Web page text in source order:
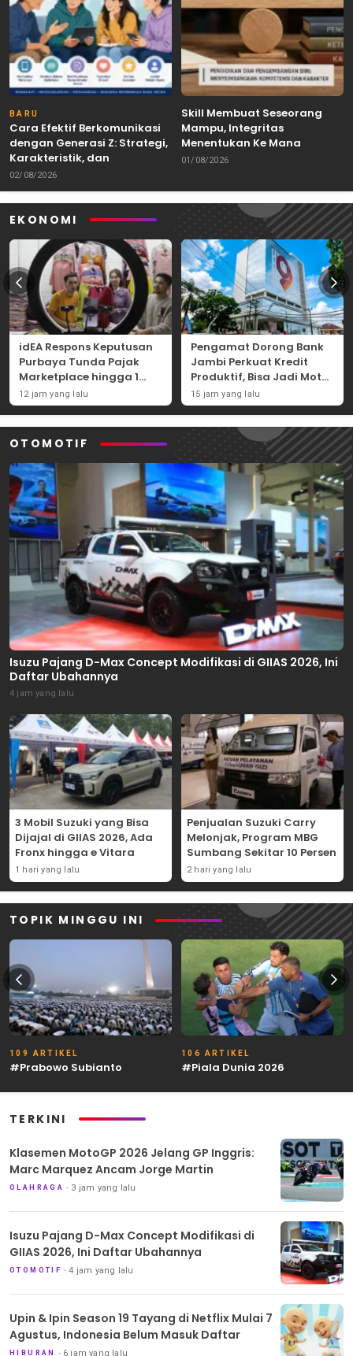
BARU
Cara Efektif Berkomunikasi
dengan Generasi Z: Strategi,
Karakteristik, dan
Tantangannya
02/08/2026
Skill Membuat Seseorang
Mampu, Integritas
Menentukan Ke Mana
Kemampuan Itu Dibawa
01/08/2026
EKONOMI
idEA Respons Keputusan
Purbaya Tunda Pajak
Marketplace hingga 1
November 2026
12 jam yang lalu
Pengamat Dorong Bank
Jambi Perkuat Kredit
Produktif, Bisa Jadi Motor
Ekonomi Daerah
15 jam yang lalu
OTOMOTIF
Isuzu Pajang D-Max Concept Modifikasi di GIIAS 2026, Ini
Daftar Ubahannya
4 jam yang lalu
3 Mobil Suzuki yang Bisa
Dijajal di GIIAS 2026, Ada
Fronx hingga e Vitara
1 hari yang lalu
Penjualan Suzuki Carry
Melonjak, Program MBG
Sumbang Sekitar 10 Persen
2 hari yang lalu
TOPIK MINGGU INI
109 ARTIKEL
#Prabowo Subianto
106 ARTIKEL
#Piala Dunia 2026
TERKINI
Klasemen MotoGP 2026 Jelang GP Inggris:
Marc Marquez Ancam Jorge Martin
OLAHRAGA 3 jam yang lalu
Isuzu Pajang D-Max Concept Modifikasi di
GIIAS 2026, Ini Daftar Ubahannya
OTOMOTIF 4 jam yang lalu
Upin & Ipin Season 19 Tayang di Netflix Mulai 7
Agustus, Indonesia Belum Masuk Daftar
HIBURAN 6 jam yang lalu